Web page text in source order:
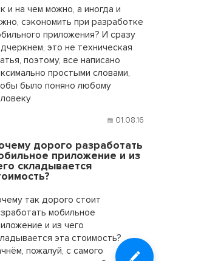
и на чем можно, а иногда и
сэкономить при разработке
приложения? И сразу
это не техническая
поэтому, все написано
простыми словами,
было поняно любому
01.08.16
дорого разработать
приложение и из
складывается
так дорого стоит
мобильное
и из чего
эта стоимость?
пожалуй, с самого